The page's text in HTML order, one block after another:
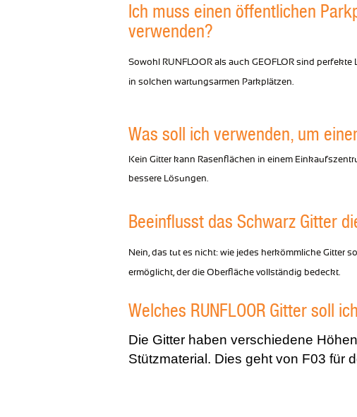
Ich muss einen öffentlichen
verwenden?
Sowohl RUNFLOOR als auch GEOFLOR sind
in solchen wartungsarmen Parkplätzen.
Was soll ich verwenden, um
Kein Gitter kann Rasenflächen in einem
bessere Lösungen.
Beeinflusst das Schwarz Gitter
Nein, das tut es nicht: wie jedes herkömmliche Gitter
ermöglicht, der die Oberfläche vollständig bedeckt.
Welches RUNFLOOR Gitter soll
Die Gitter haben verschiedene
Stützmaterial. Dies geht von F03 für